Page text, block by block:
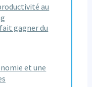
au
gagner du
et une